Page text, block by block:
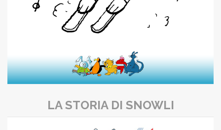
LA STORIA DI SNOWLI